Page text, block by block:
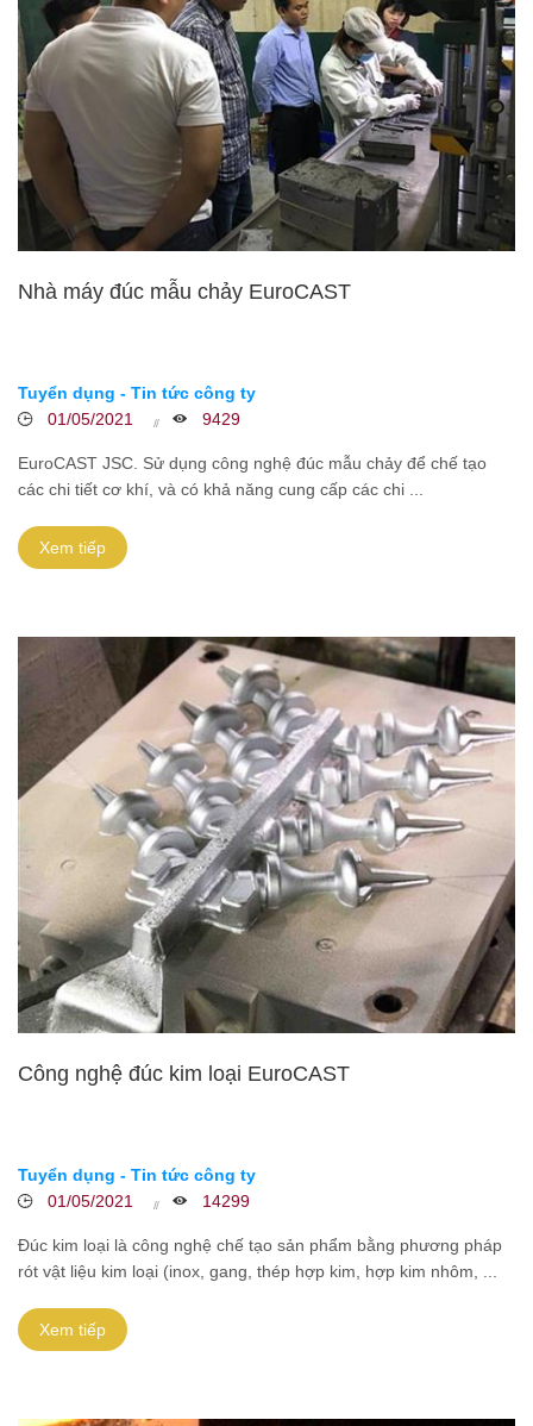
Nhà máy đúc mẫu chảy EuroCAST
Tuyển dụng - Tin tức công ty
01/05/2021
9429
EuroCAST JSC. Sử dụng công nghệ đúc mẫu chảy để chế tạo
các chi tiết cơ khí, và có khả năng cung cấp các chi ...
Xem tiếp
Công nghệ đúc kim loại EuroCAST
Tuyển dụng - Tin tức công ty
01/05/2021
14299
Đúc kim loại là công nghệ chế tạo sản phẩm bằng phương pháp
rót vật liệu kim loại (inox, gang, thép hợp kim, hợp kim nhôm, ...
Xem tiếp